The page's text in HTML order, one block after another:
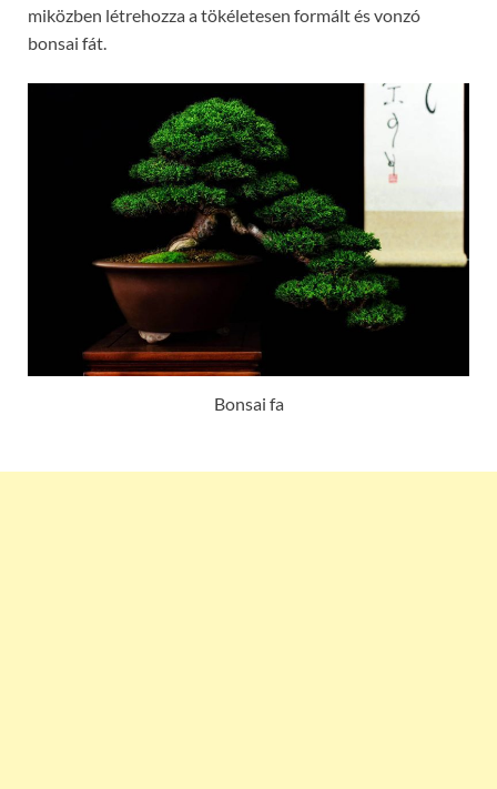
miközben létrehozza a tökéletesen formált és vonzó
bonsai fát.
Bonsai fa